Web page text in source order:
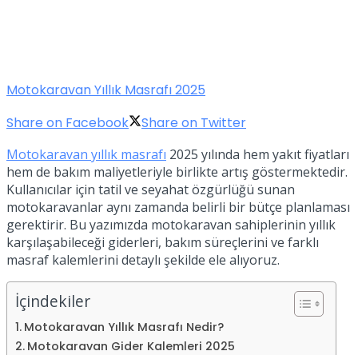
Motokaravan Yıllık Masrafı 2025
Share on Facebook
Share on Twitter
Motokaravan yıllık masrafı 2025 yılında hem yakıt fiyatları
hem de bakım maliyetleriyle birlikte artış göstermektedir.
Kullanıcılar için tatil ve seyahat özgürlüğü sunan
motokaravanlar aynı zamanda belirli bir bütçe planlaması
gerektirir. Bu yazımızda motokaravan sahiplerinin yıllık
karşılaşabileceği giderleri, bakım süreçlerini ve farklı
masraf kalemlerini detaylı şekilde ele alıyoruz.
İçindekiler
Motokaravan Yıllık Masrafı Nedir?
Motokaravan Gider Kalemleri 2025